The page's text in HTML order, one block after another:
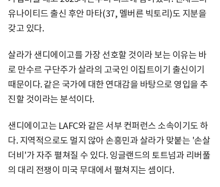
유나이티드 출신 후안 마타(37, 멜버른 빅토리)도 지분을
갖고 있다.
살라가 샌디에이고를 가장 선호할 것이라 보는 이유는 바
로 만수르 구단주가 살라의 고국인 이집트이기 출신이기
때문이다. 같은 국가에 대한 연대감을 바탕으로 영입을 추
진할 것이라는 분석이다.
샌디에이고는 LAFC와 같은 서부 컨퍼런스 소속이기도 하
다. 지역적으로도 멀지 않아 손흥민과 살라가 맞붙는 '손살
더비'가 자주 펼쳐질 수 있다. 잉글랜드의 토트넘과 리버풀
의 대리 전쟁이 미국 무대에서 펼쳐지는 셈이다.